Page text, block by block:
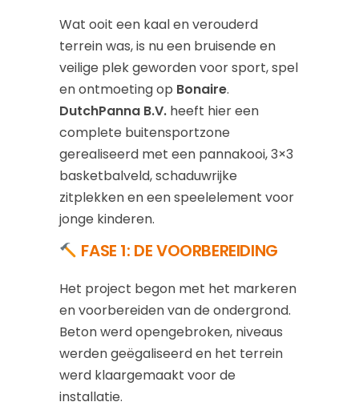
Wat ooit een kaal en verouderd
terrein was, is nu een bruisende en
veilige plek geworden voor sport, spel
en ontmoeting op Bonaire.
DutchPanna B.V. heeft hier een
complete buitensportzone
gerealiseerd met een pannakooi, 3×3
basketbalveld, schaduwrijke
zitplekken en een speelelement voor
jonge kinderen.
FASE 1: DE VOORBEREIDING
Het project begon met het markeren
en voorbereiden van de ondergrond.
Beton werd opengebroken, niveaus
werden geëgaliseerd en het terrein
werd klaargemaakt voor de
installatie.